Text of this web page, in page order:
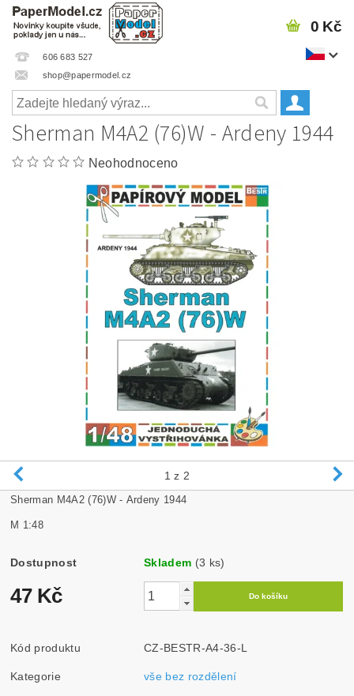
606 683 527
shop@papermodel.cz
0 Kč
Sherman M4A2 (76)W - Ardeny 1944
Neohodnoceno
1 z 2
Sherman M4A2 (76)W - Ardeny 1944
M 1:48
Dostupnost Skladem (3 ks)
47 Kč
Kód produktu CZ-BESTR-A4-36-L
Kategorie vše bez rozdělení